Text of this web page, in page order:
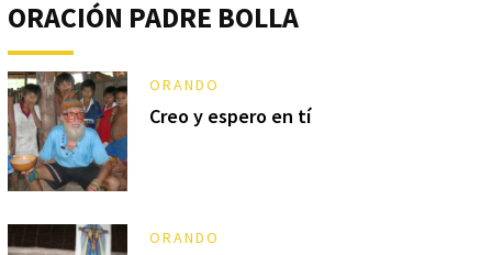
ORACIÓN PADRE BOLLA
ORANDO
Creo y espero en tí
ORANDO